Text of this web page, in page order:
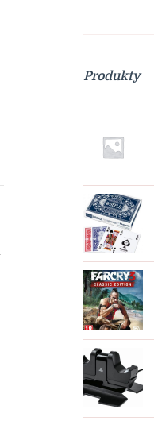
Produkty